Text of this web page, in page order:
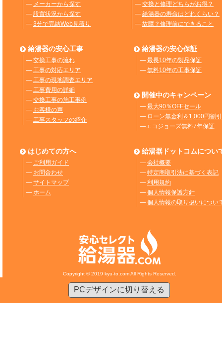
― メーカーから探す
― 設置状況から探す
― 3分で完結Web見積り
― 交換と修理どちらがお得？
― 給湯器の寿命はどれくらい？
― 故障？修理前にできること
給湯器の安心工事
― 交換工事の流れ
― 工事の対応エリア
― 工事の現地調査エリア
― 工事費用の詳細
― 交換工事の施工事例
― お客様の声
― 工事スタッフの紹介
給湯器の安心保証
― 最長10年の製品保証
― 無料10年の工事保証
開催中のキャンペーン
― 最大90％OFFセール
― ローン無金利＆1,000円割引
―エコジョーズ無料7年保証
はじめての方へ
― ご利用ガイド
― お問合わせ
― サイトマップ
― ホーム
給湯器ドットコムについ
― 会社概要
― 特定商取引法に基づく表記
― 利用規約
― 個人情報保護方針
― 個人情報の取り扱いについ
Copyright © 2019 kyu-to.com All Rights Reserved.